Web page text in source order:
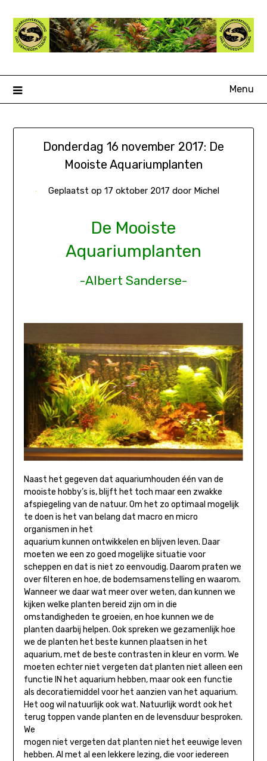
naar
inhoud
Menu
Donderdag 16 november 2017: De
Mooiste Aquariumplanten
Geplaatst op 17 oktober 2017 door Michel
De Mooiste
Aquariumplanten
-Albert Sanderse-
Naast het gegeven dat aquariumhouden één van de
mooiste hobby’s is, blijft het toch maar een zwakke
afspiegeling van de natuur. Om het zo optimaal mogelijk
te doen is het van belang dat macro en micro
organismen in het
aquarium kunnen ontwikkelen en blijven leven. Daar
moeten we een zo goed mogelijke situatie voor
scheppen en dat is niet zo eenvoudig. Daarom praten we
over filteren en hoe, de bodemsamenstelling en waarom.
Wanneer we daar wat meer over weten, dan kunnen we
kijken welke planten bereid zijn om in die
omstandigheden te groeien, en hoe kunnen we de
planten daarbij helpen. Ook spreken we gezamenlijk hoe
we de planten het beste kunnen plaatsen in het
aquarium, met de beste contrasten in kleur en vorm. We
moeten echter niet vergeten dat planten niet alleen een
functie IN het aquarium hebben, maar ook een functie
als decoratiemiddel voor het aanzien van het aquarium.
Het oog wil natuurlijk ook wat. Natuurlijk wordt ook het
terug toppen vande planten en de levensduur besproken.
We
mogen niet vergeten dat planten niet het eeuwige leven
hebben. Al met al een lekkere lezing, die voor iedereen